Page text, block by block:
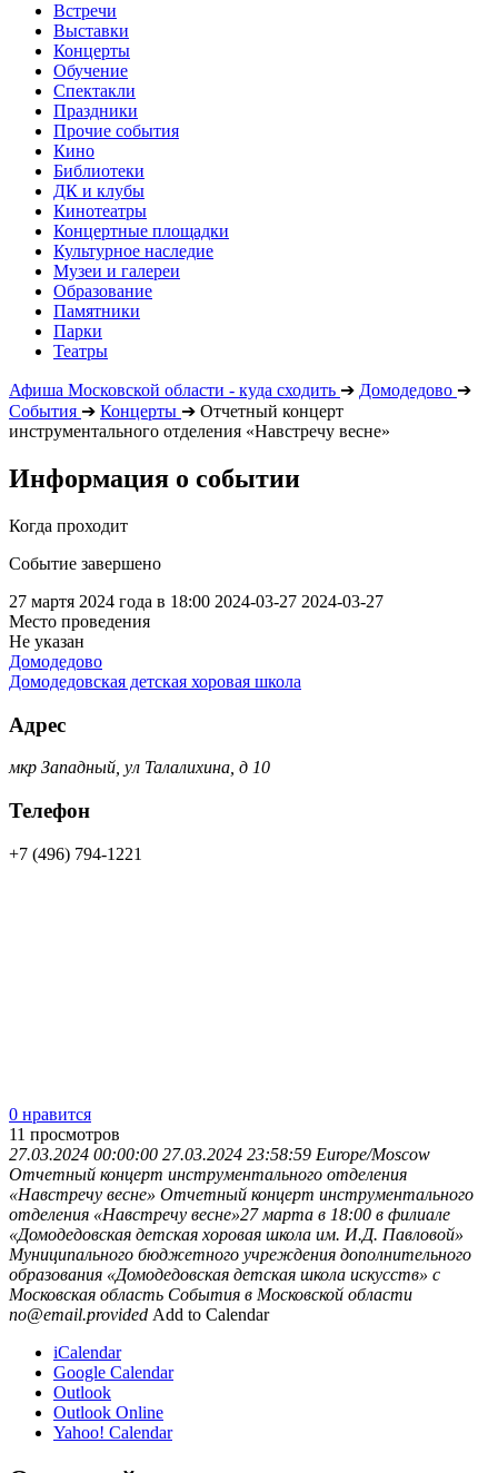
Встречи
Выставки
Концерты
Обучение
Спектакли
Праздники
Прочие события
Кино
Библиотеки
ДК и клубы
Кинотеатры
Концертные площадки
Культурное наследие
Музеи и галереи
Образование
Памятники
Парки
Театры
Афиша Московской области - куда сходить ➔ Домодедово ➔
События ➔ Концерты ➔ Отчетный концерт
инструментального отделения «Навстречу весне»
Информация о событии
Когда проходит
Событие завершено
27 мартя 2024 года в 18:00 2024-03-27 2024-03-27
Место проведения
Не указан
Домодедово
Домодедовская детская хоровая школа
Адрес
мкр Западный, ул Талалихина, д 10
Телефон
+7 (496) 794-1221
0 нравится
11 просмотров
27.03.2024 00:00:00 27.03.2024 23:58:59 Europe/Moscow
Отчетный концерт инструментального отделения
«Навстречу весне» Отчетный концерт инструментального
отделения «Навстречу весне»27 марта в 18:00 в филиале
«Домодедовская детская хоровая школа им. И.Д. Павловой»
Муниципального бюджетного учреждения дополнительного
образования «Домодедовская детская школа искусств» с
Московская область События в Московской области
no@email.provided Add to Calendar
iCalendar
Google Calendar
Outlook
Outlook Online
Yahoo! Calendar